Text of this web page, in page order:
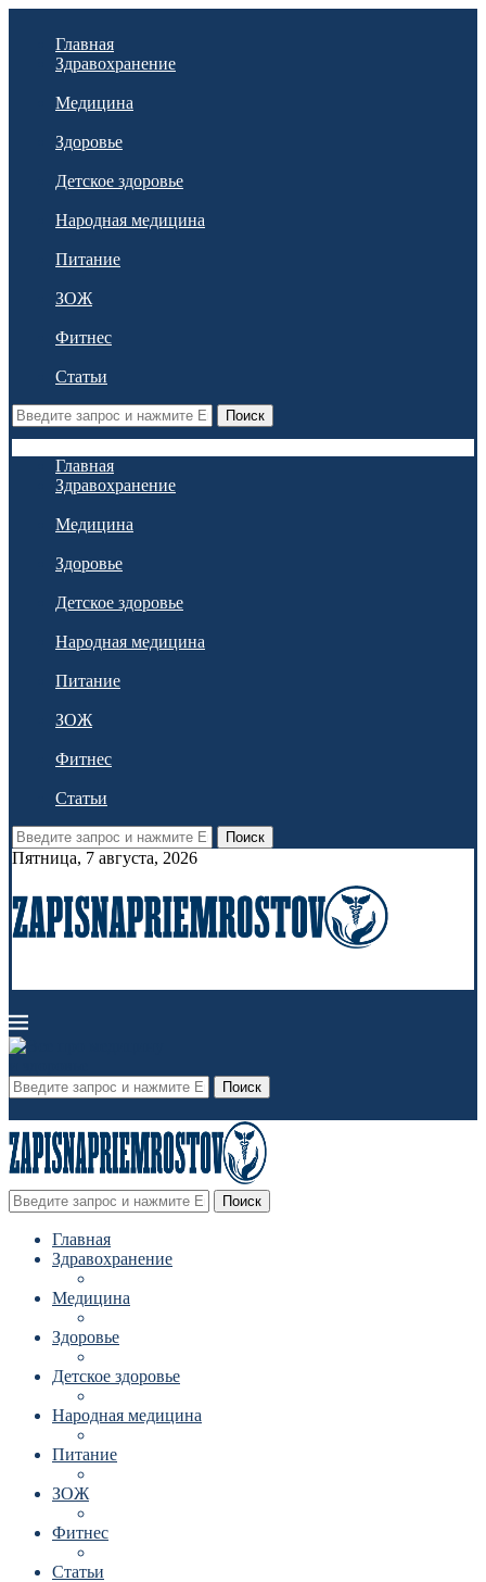
Главная
Здравохранение
Медицина
Здоровье
Детское здоровье
Народная медицина
Питание
ЗОЖ
Фитнес
Статьи
Поиск
Главная
Здравохранение
Медицина
Здоровье
Детское здоровье
Народная медицина
Питание
ЗОЖ
Фитнес
Статьи
Поиск
Пятница, 7 августа, 2026
Поиск
Поиск
Главная
Здравохранение
Медицина
Здоровье
Детское здоровье
Народная медицина
Питание
ЗОЖ
Фитнес
Статьи